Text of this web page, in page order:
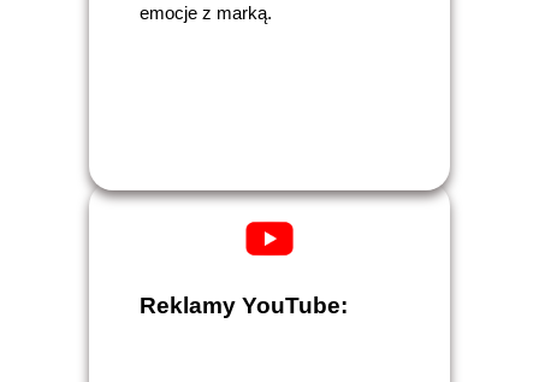
Reklamy YouTube:
emocje z marką.